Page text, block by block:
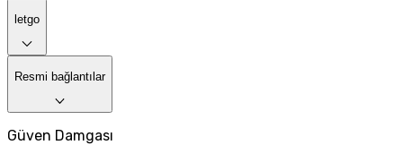
letgo
Resmi bağlantılar
Güven Damgası